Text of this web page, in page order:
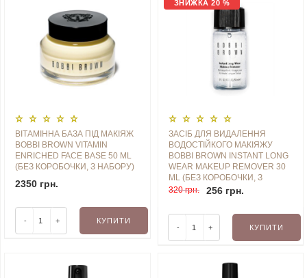
ВІТАМІННА БАЗА ПІД МАКІЯЖ
BOBBI BROWN VITAMIN
ENRICHED FACE BASE 50 ML
(БЕЗ КОРОБОЧКИ, З НАБОРУ)
2350 грн.
- + КУПИТИ
ЗНИЖКА 20 %
ЗАСІБ ДЛЯ ВИДАЛЕННЯ
ВОДОСТІЙКОГО МАКІЯЖУ
BOBBI BROWN INSTANT LONG
WEAR MAKEUP REMOVER 30
ML (БЕЗ КОРОБОЧКИ, З
НАБОРУ)
320 грн. 256 грн.
- + КУПИТИ